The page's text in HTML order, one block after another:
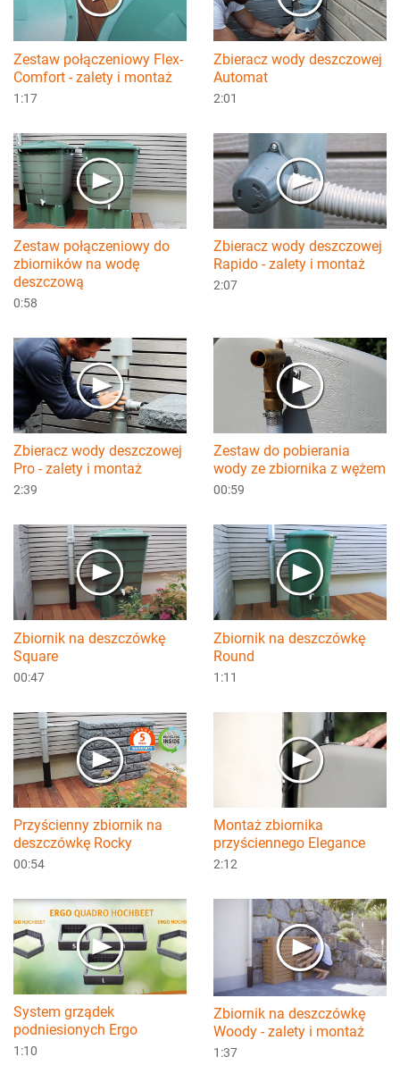
Zestaw połączeniowy Flex-
Comfort - zalety i montaż
1:17
Zbieracz wody deszczowej
Automat
2:01
Zestaw połączeniowy do
zbiorników na wodę
deszczową
0:58
Zbieracz wody deszczowej
Rapido - zalety i montaż
2:07
Zbieracz wody deszczowej
Pro - zalety i montaż
2:39
Zestaw do pobierania
wody ze zbiornika z wężem
00:59
Zbiornik na deszczówkę
Square
00:47
Zbiornik na deszczówkę
Round
1:11
Przyścienny zbiornik na
deszczówkę Rocky
00:54
Montaż zbiornika
przyściennego Elegance
2:12
System grządek
podniesionych Ergo
1:10
Zbiornik na deszczówkę
Woody - zalety i montaż
1:37